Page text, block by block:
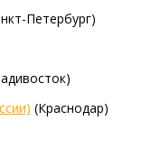
Петербург)
(Краснодар)